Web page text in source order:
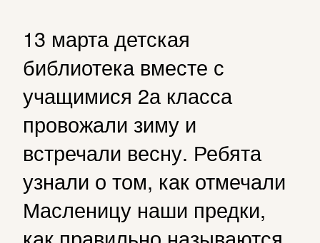
13 марта детская
библиотека вместе с
учащимися 2а класса
провожали зиму и
встречали весну. Ребята
узнали о том, как отмечали
Масленицу наши предки,